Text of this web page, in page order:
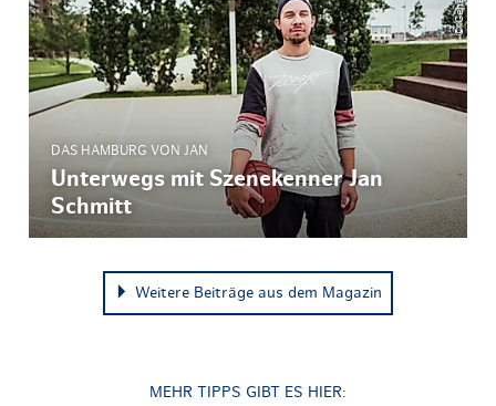
DAS HAMBURG VON JAN
Unterwegs mit Szenekenner Jan
Schmitt
Weitere Beiträge aus dem Magazin
MEHR TIPPS GIBT ES HIER: